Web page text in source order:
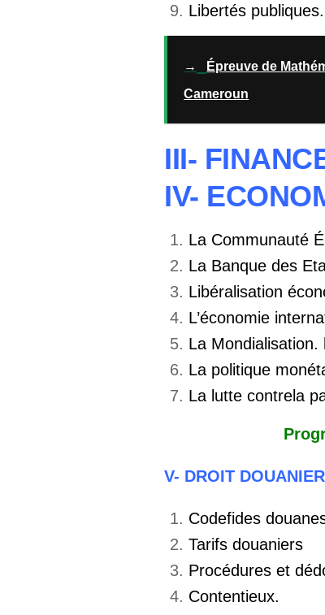
Libertés publiques.
→
Épreuve de
Cameroun
III-
IV-
La Communauté
La Banque des
Libéralisation
L’économie
La Mondialisation.
La politique
La lutte contrela
V- DROIT DOUANIER
Codefides
Tarifs douaniers
Procédures et
Contentieux.